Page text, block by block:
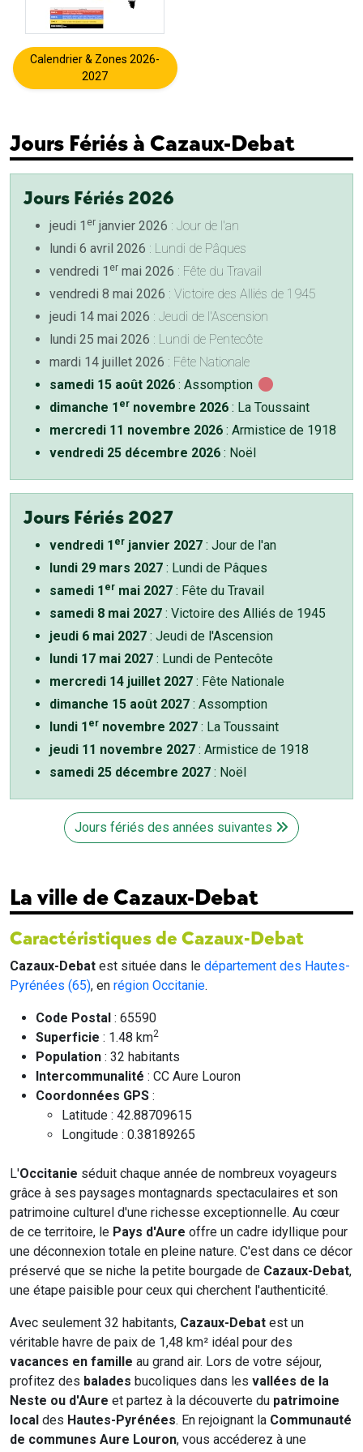
Calendrier & Zones 2026-
2027
Jours Fériés à Cazaux-Debat
Jours Fériés 2026
jeudi 1 er janvier 2026 : Jour de l'an
lundi 6 avril 2026 : Lundi de Pâques
vendredi 1 er mai 2026 : Fête du Travail
vendredi 8 mai 2026 : Victoire des Alliés de 1945
jeudi 14 mai 2026 : Jeudi de l'Ascension
lundi 25 mai 2026 : Lundi de Pentecôte
mardi 14 juillet 2026 : Fête Nationale
samedi 15 août 2026 : Assomption
dimanche 1 er novembre 2026 : La Toussaint
mercredi 11 novembre 2026 : Armistice de 1918
vendredi 25 décembre 2026 : Noël
Jours Fériés 2027
vendredi 1 er janvier 2027 : Jour de l'an
lundi 29 mars 2027 : Lundi de Pâques
samedi 1 er mai 2027 : Fête du Travail
samedi 8 mai 2027 : Victoire des Alliés de 1945
jeudi 6 mai 2027 : Jeudi de l'Ascension
lundi 17 mai 2027 : Lundi de Pentecôte
mercredi 14 juillet 2027 : Fête Nationale
dimanche 15 août 2027 : Assomption
lundi 1 er novembre 2027 : La Toussaint
jeudi 11 novembre 2027 : Armistice de 1918
samedi 25 décembre 2027 : Noël
Jours fériés des années suivantes
La ville de Cazaux-Debat
Caractéristiques de Cazaux-Debat
Cazaux-Debat est située dans le département des Hautes-
Pyrénées (65), en région Occitanie.
Code Postal : 65590
Superficie : 1.48 km2
Population : 32 habitants
Intercommunalité : CC Aure Louron
Coordonnées GPS :
Latitude : 42.88709615
Longitude : 0.38189265
L'Occitanie séduit chaque année de nombreux voyageurs
grâce à ses paysages montagnards spectaculaires et son
patrimoine culturel d'une richesse exceptionnelle. Au cœur
de ce territoire, le Pays d'Aure offre un cadre idyllique pour
une déconnexion totale en pleine nature. C'est dans ce décor
préservé que se niche la petite bourgade de Cazaux-Debat,
une étape paisible pour ceux qui cherchent l'authenticité.
Avec seulement 32 habitants, Cazaux-Debat est un
véritable havre de paix de 1,48 km² idéal pour des
vacances en famille au grand air. Lors de votre séjour,
profitez des balades bucoliques dans les vallées de la
Neste ou d'Aure et partez à la découverte du patrimoine
local des Hautes-Pyrénées. En rejoignant la Communauté
de communes Aure Louron, vous accéderez à une